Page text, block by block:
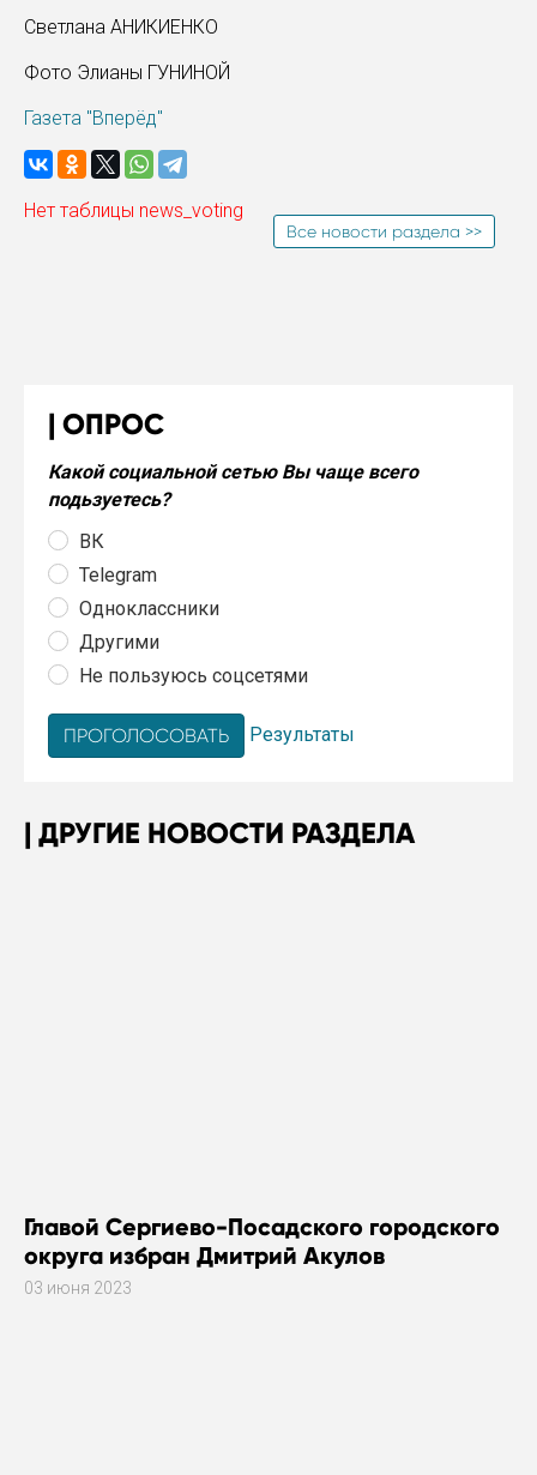
Светлана АНИКИЕНКО
Фото Элианы ГУНИНОЙ
Газета "Вперёд"
Нет таблицы news_voting
Все новости раздела >>
ОПРОС
Какой социальной сетью Вы чаще всего
подьзуетесь?
ВК
Telegram
Одноклассники
Другими
Не пользуюсь соцсетями
Результаты
ДРУГИЕ НОВОСТИ РАЗДЕЛА
Главой Сергиево-Посадского городского
округа избран Дмитрий Акулов
03 июня 2023